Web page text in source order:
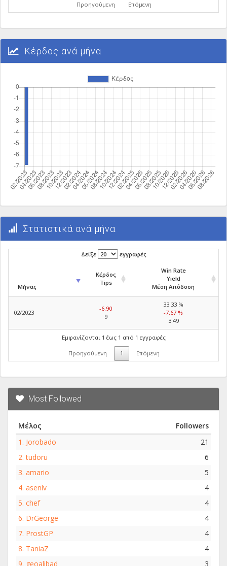
Προηγούμενη Επόμενη
Κέρδος ανά μήνα
Στατιστικά ανά μήνα
Δείξε εγγραφές
Μήνας
Κέρδος
Tips
Win Rate
Yield
Μέση Απόδοση
02/2023
-6.90
9
33.33 %
-7.67 %
3.49
Εμφανίζονται 1 έως 1 από 1 εγγραφές
Προηγούμενη 1 Επόμενη
Most Followed
Μέλος
Followers
1. Jorobado
21
2.tudoru
6
3. amario
5
4. asenlv
4
5. chef
4
6. DrGeorge
4
7. ProstGP
4
8. TaniaZ
4
9. geoalibad 3